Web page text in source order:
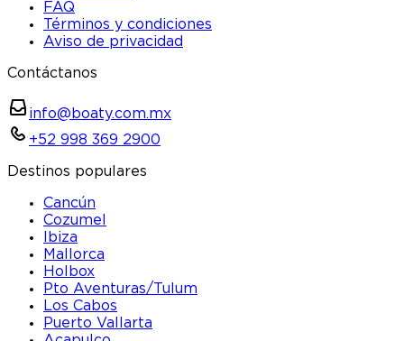
FAQ
Términos y condiciones
Aviso de privacidad
Contáctanos
info@boaty.com.mx
+52 998 369 2900
Destinos populares
Cancún
Cozumel
Ibiza
Mallorca
Holbox
Pto Aventuras/Tulum
Los Cabos
Puerto Vallarta